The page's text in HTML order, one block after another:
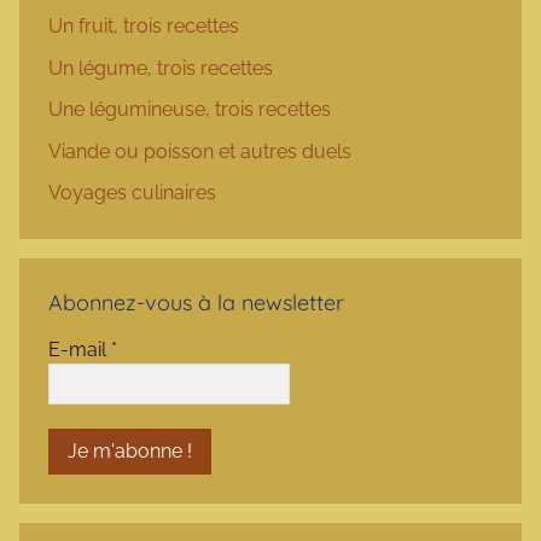
Un fruit, trois recettes
Un légume, trois recettes
Une légumineuse, trois recettes
Viande ou poisson et autres duels
Voyages culinaires
Abonnez-vous à la newsletter
E-mail *